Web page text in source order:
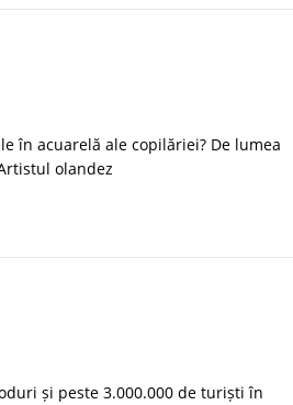
în acuarelă ale copilăriei? De lumea
olandez
și peste 3.000.000 de turiști în